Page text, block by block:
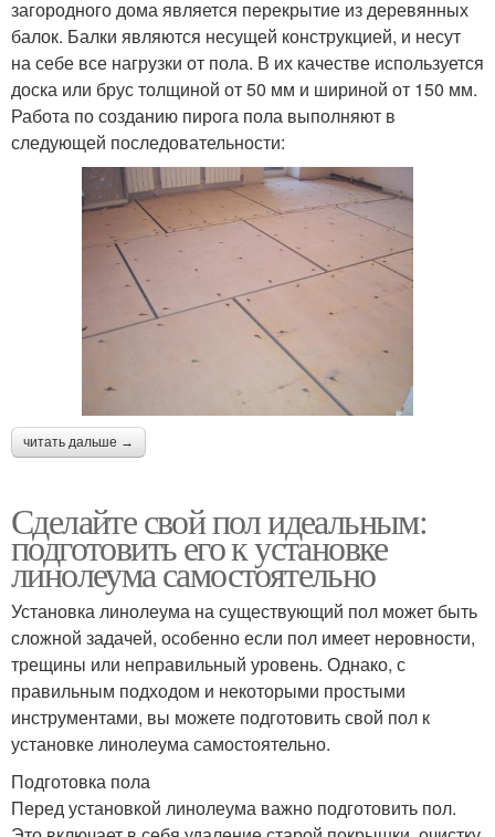
загородного дома является перекрытие из деревянных
балок. Балки являются несущей конструкцией, и несут
на себе все нагрузки от пола. В их качестве используется
доска или брус толщиной от 50 мм и шириной от 150 мм.
Работа по созданию пирога пола выполняют в
следующей последовательности:
читать дальше →
Сделайте свой пол идеальным:
подготовить его к установке
линолеума самостоятельно
Установка линолеума на существующий пол может быть
сложной задачей, особенно если пол имеет неровности,
трещины или неправильный уровень. Однако, с
правильным подходом и некоторыми простыми
инструментами, вы можете подготовить свой пол к
установке линолеума самостоятельно.
Подготовка пола
Перед установкой линолеума важно подготовить пол.